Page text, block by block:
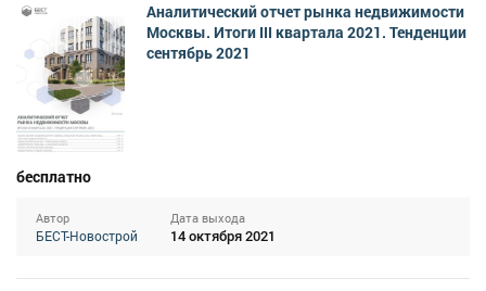
Аналитический отчет рынка недвижимости
Москвы. Итоги III квартала 2021. Тенденции
сентябрь 2021
бесплатно
Автор
БЕСТ-Новострой
Дата выхода
14 октября 2021